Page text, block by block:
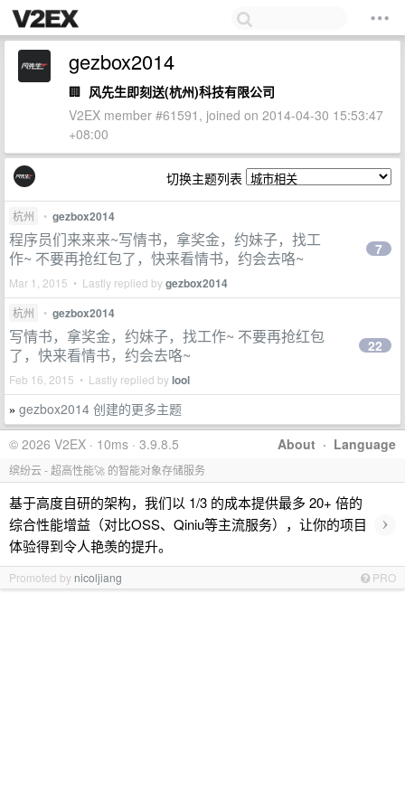
gezbox2014
🏢 风先生即刻送(杭州)科技有限公司
V2EX member #61591, joined on 2014-04-30 15:53:47
+08:00
切换主题列表
杭州 • gezbox2014
程序员们来来来~写情书，拿奖金，约妹子，找工
作~ 不要再抢红包了，快来看情书，约会去咯~
Mar 1, 2015 • Lastly replied bygezbox2014
7
杭州 • gezbox2014
写情书，拿奖金，约妹子，找工作~ 不要再抢红包
了，快来看情书，约会去咯~
Feb 16, 2015 • Lastly replied bylool
22
» gezbox2014 创建的更多主题
About · Language
© 2026 V2EX · 10ms · 3.9.8.5
缤纷云 - 超高性能🚀 的智能对象存储服务
基于高度自研的架构，我们以 1/3 的成本提供最多 20+ 倍的
综合性能增益（对比OSS、Qiniu等主流服务），让你的项目
体验得到令人艳羡的提升。
›
Promoted by nicoljiang PRO